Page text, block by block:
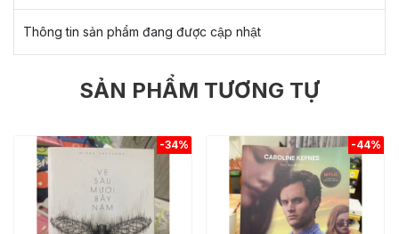
Thông tin sản phẩm đang được cập nhật
SẢN PHẨM TƯƠNG TỰ
-34% -44%